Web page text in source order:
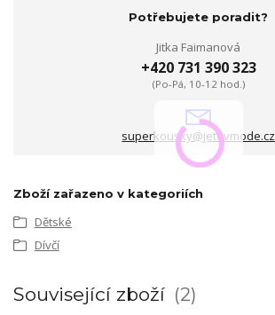
Potřebujete poradit?
Jitka Faimanová
+420 731 390 323
(Po-Pá, 10-12 hod.)
superkousky@jetovmode.cz
Zboží zařazeno v kategoriích
Dětské
Dívčí
Související zboží 2